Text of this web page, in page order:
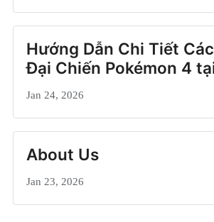
Hướng Dẫn Chi Tiết
Đại Chiến Pokémon 4
Jan 24, 2026
About Us
Jan 23, 2026